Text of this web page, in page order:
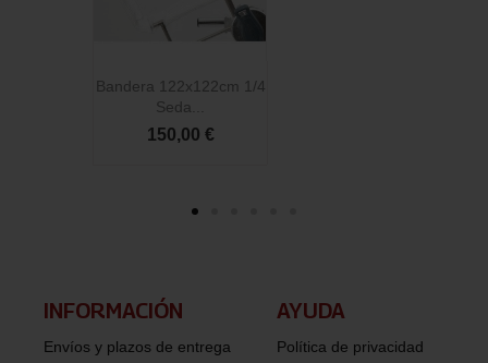
Bandera 122x122cm 1/4
Seda...
150,00 €
INFORMACIÓN​
Envíos y plazos de entrega
AYUDA
Política de privacidad